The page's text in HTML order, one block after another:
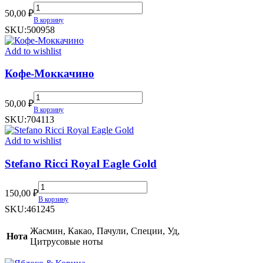
50,00 ₽
Мёд
&
Ваниль
quantity
В корзину
SKU:500958
Add to wishlist
Кофе-Моккачино
50,00 ₽
Кофе-
Моккачино
quantity
В корзину
SKU:704113
Add to wishlist
Stefano Ricci Royal Eagle Gold
150,00 ₽
Stefano
Ricci
Royal
Gold
quantity
В корзину
SKU:461245
Нота
Жасмин, Какао, Пачули, Специи, Уд,
Цитрусовые ноты